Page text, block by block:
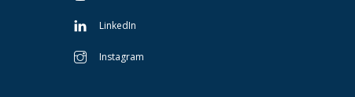
LinkedIn
Instagram